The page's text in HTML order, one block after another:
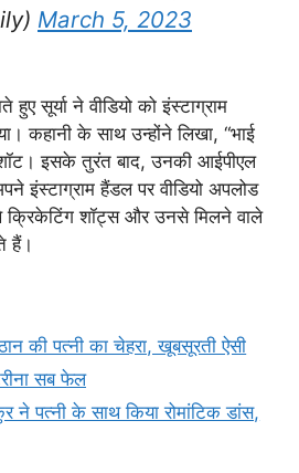
March 5, 2023
हुए सूर्या ने वीडियो को इंस्टाग्राम
कहानी के साथ उन्होंने लिखा, “भाई
इसके तुरंत बाद, उनकी आईपीएल
इंस्टाग्राम हैंडल पर वीडियो अपलोड
क्रिकेटिंग शॉट्स और उनसे मिलने वाले
हैं।
की पत्नी का चेहरा, खूबसूरती ऐसी
सब फेल
ने पत्नी के साथ किया रोमांटिक डांस,